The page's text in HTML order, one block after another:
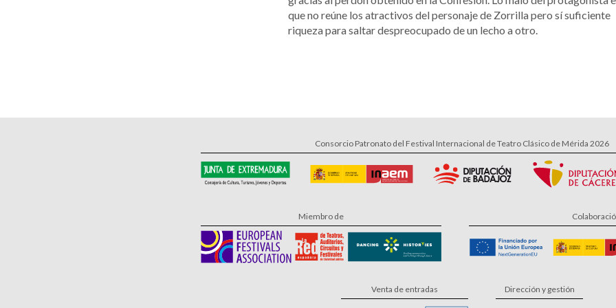
que no reúne los atractivos del personaje de Zorrilla pero sí suficiente
riqueza para saltar despreocupado de un lecho a otro.
Consorcio Patronato del Festival Internacional de Teatro Clásico de Mérida 2026
Miembro de
Venta de entradas Dirección y gestión